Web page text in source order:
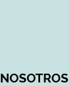
NOSOTROS